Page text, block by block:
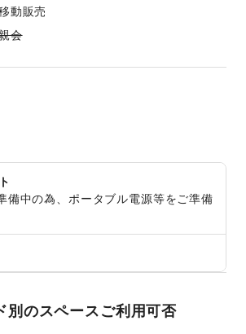
動販売
会
備中の為、ポータブル電源等をご準備
別のスペースご利用可否